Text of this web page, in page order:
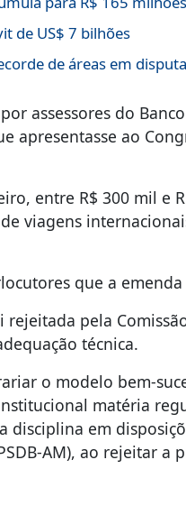
de US$ 7 bilhões
de áreas em disputa
assessores do
apresentasse ao
entre R$ 300 mil e
viagens
que a
pela
técnica.
o modelo bem-
matéria
disciplina em
AM), ao rejeitar a